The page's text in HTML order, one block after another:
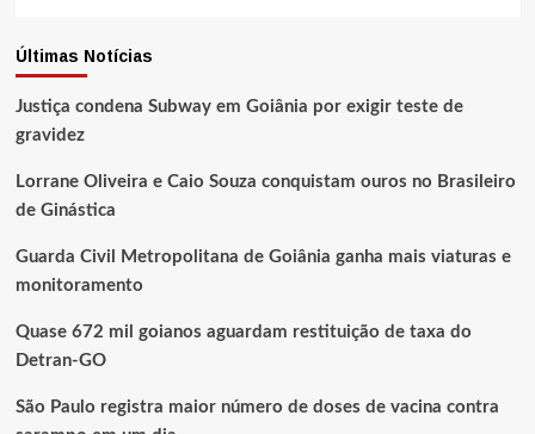
Últimas Notícias
Justiça condena Subway em Goiânia por exigir teste de
gravidez
Lorrane Oliveira e Caio Souza conquistam ouros no Brasileiro
de Ginástica
Guarda Civil Metropolitana de Goiânia ganha mais viaturas e
monitoramento
Quase 672 mil goianos aguardam restituição de taxa do
Detran-GO
São Paulo registra maior número de doses de vacina contra